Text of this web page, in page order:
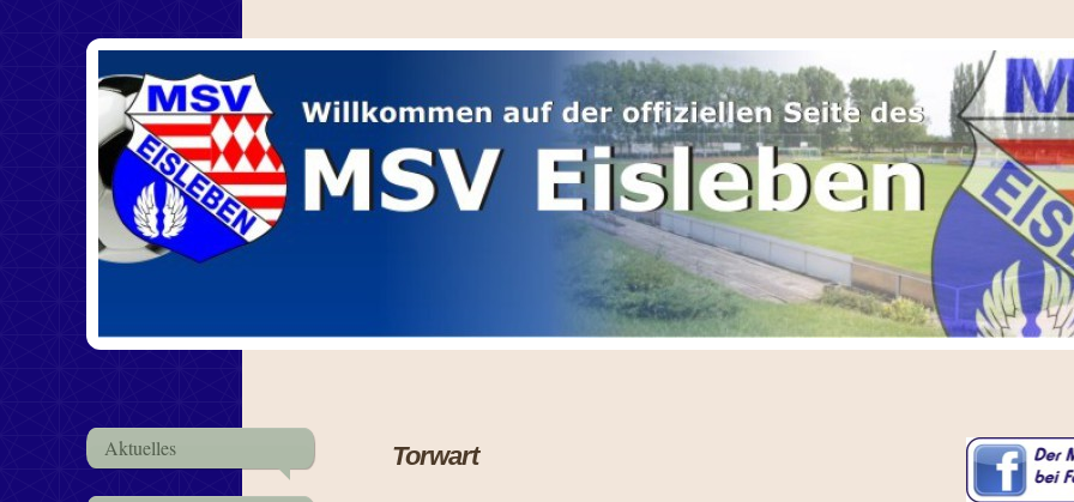
Aktuelles Torwart